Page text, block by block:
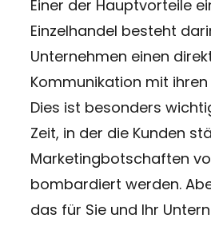
Einer der Hauptvorteile
Einzelhandel besteht
Unternehmen einen
Kommunikation mit
Dies ist besonders
Zeit, in der die Kunden
Marketingbotschaften
bombardiert werden.
das für Sie und Ihr